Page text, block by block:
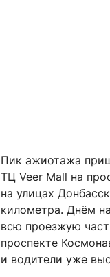
Пик ажиотажа
ТЦ Veer Mall на
на улицах
километра. Днём
всю проезжую
проспекте
и водители уже